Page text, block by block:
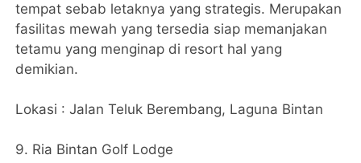
tempat sebab letaknya yang strategis. Merupakan
fasilitas mewah yang tersedia siap memanjakan
tetamu yang menginap di resort hal yang
demikian.
Lokasi : Jalan Teluk Berembang, Laguna Bintan
9. Ria Bintan Golf Lodge